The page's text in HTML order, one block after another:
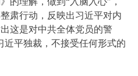
肃行动，反映出习近平对内
这是对中共全体党员的警
近平独裁，不接受任何形式的